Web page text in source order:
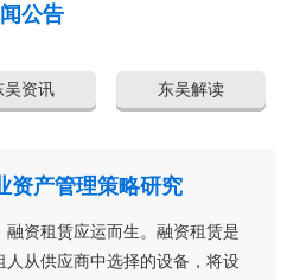
公告
吴资讯 东吴解读
资产管理策略研究
资租赁应运而生。融资租赁是
从供应商中选择的设备，将设